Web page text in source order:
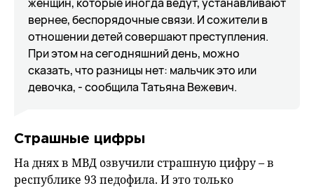
вернее, беспорядочные связи. И сожители в
отношении детей совершают преступления.
При этом на сегодняшний день, можно
сказать, что разницы нет: мальчик это или
девочка, - сообщила Татьяна Вежевич.
Страшные цифры
На днях в МВД озвучили страшную цифру – в
республике 93 педофила. И это только